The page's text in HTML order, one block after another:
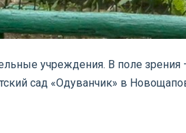
учреждения. В поле
сад «Одуванчик» в